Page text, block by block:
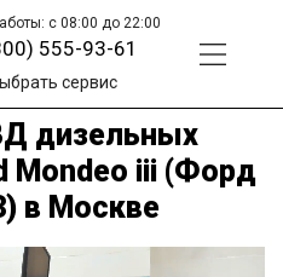
с 08:00 до 22:00
555-93-61
сервис
дизельных
Mondeo iii (Форд
в Москве